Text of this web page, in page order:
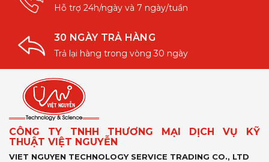
Hỗ trợ 24h/ngày và 7 ngày/tuần
30 NGÀY TRẢ HÀNG
Trả lại hàng trong vòng 30 ngày
CÔNG TY TNHH THƯƠNG MẠI DỊCH VỤ KỸ
THUẬT VIỆT NGUYỄN
VIET NGUYEN TECHNOLOGY SERVICE TRADING CO., LTD